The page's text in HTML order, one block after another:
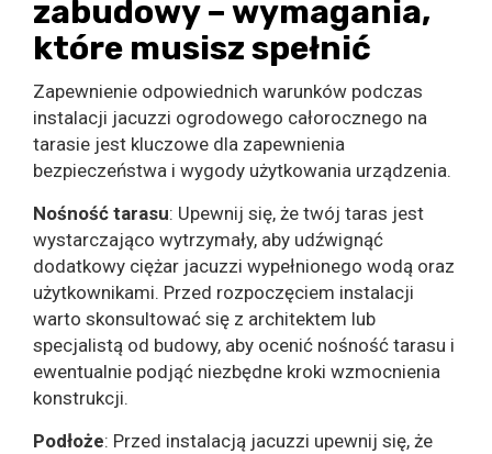
zabudowy – wymagania,
które musisz spełnić
Zapewnienie odpowiednich warunków podczas
instalacji jacuzzi ogrodowego całorocznego na
tarasie jest kluczowe dla zapewnienia
bezpieczeństwa i wygody użytkowania urządzenia.
Nośność tarasu: Upewnij się, że twój taras jest
wystarczająco wytrzymały, aby udźwignąć
dodatkowy ciężar jacuzzi wypełnionego wodą oraz
użytkownikami. Przed rozpoczęciem instalacji
warto skonsultować się z architektem lub
specjalistą od budowy, aby ocenić nośność tarasu i
ewentualnie podjąć niezbędne kroki wzmocnienia
konstrukcji.
Podłoże: Przed instalacją jacuzzi upewnij się, że